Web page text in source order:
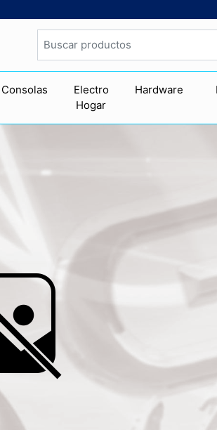
Consolas
Electro
Hogar
Hardware